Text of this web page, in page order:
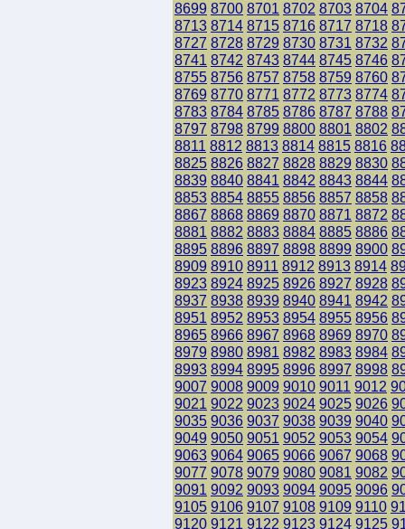
8699 8700 8701 8702 8703 8704
8713 8714 8715 8716 8717 8718
8727 8728 8729 8730 8731 8732
8741 8742 8743 8744 8745 8746
8755 8756 8757 8758 8759 8760
8769 8770 8771 8772 8773 8774
8783 8784 8785 8786 8787 8788
8797 8798 8799 8800 8801 8802
8811 8812 8813 8814 8815 8816
8825 8826 8827 8828 8829 8830
8839 8840 8841 8842 8843 8844
8853 8854 8855 8856 8857 8858
8867 8868 8869 8870 8871 8872
8881 8882 8883 8884 8885 8886
8895 8896 8897 8898 8899 8900
8909 8910 8911 8912 8913 8914
8923 8924 8925 8926 8927 8928
8937 8938 8939 8940 8941 8942
8951 8952 8953 8954 8955 8956
8965 8966 8967 8968 8969 8970
8979 8980 8981 8982 8983 8984
8993 8994 8995 8996 8997 8998
9007 9008 9009 9010 9011 9012
9021 9022 9023 9024 9025 9026
9035 9036 9037 9038 9039 9040
9049 9050 9051 9052 9053 9054
9063 9064 9065 9066 9067 9068
9077 9078 9079 9080 9081 9082
9091 9092 9093 9094 9095 9096
9105 9106 9107 9108 9109 9110
9120 9121 9122 9123 9124 9125